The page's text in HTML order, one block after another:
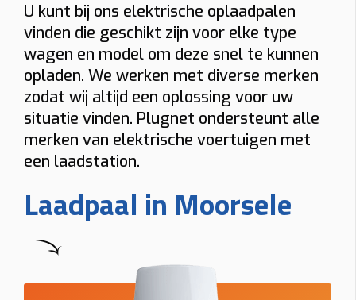
U kunt bij ons elektrische oplaadpalen
vinden die geschikt zijn voor elke type
wagen en model om deze snel te kunnen
opladen. We werken met diverse merken
zodat wij altijd een oplossing voor uw
situatie vinden. Plugnet ondersteunt alle
merken van elektrische voertuigen met
een laadstation.
Laadpaal in Moorsele